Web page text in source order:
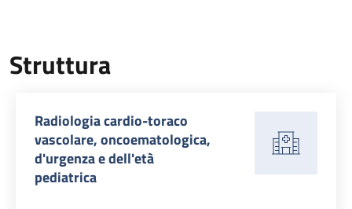
Struttura
Radiologia cardio-toraco
vascolare, oncoematologica,
d'urgenza e dell'età
pediatrica